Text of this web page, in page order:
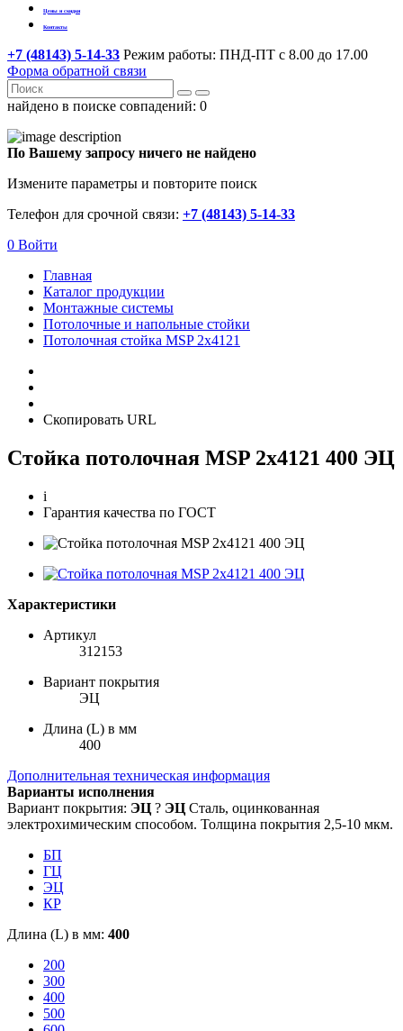
Цены и скидки
Контакты
+7 (48143) 5-14-33 Режим работы: ПНД-ПТ с 8.00 до 17.00
Форма обратной связи
найдено в поиске совпадений: 0
По Вашему запросу ничего не найдено
Измените параметры и повторите поиск
Телефон для срочной связи: +7 (48143) 5-14-33
0 Войти
Главная
Каталог продукции
Монтажные системы
Потолочные и напольные стойки
Потолочная стойка MSP 2х4121
Скопировать URL
Стойка потолочная MSP 2х4121 400 ЭЦ
i
Гарантия качества по ГОСТ
Характеристики
Артикул
312153
Вариант покрытия
ЭЦ
Длина (L) в мм
400
Дополнительная техническая информация
Варианты исполнения
Вариант покрытия: ЭЦ ? ЭЦ Сталь, оцинкованная
электрохимическим способом. Толщина покрытия 2,5-10 мкм.
БП
ГЦ
ЭЦ
КР
Длина (L) в мм: 400
200
300
400
500